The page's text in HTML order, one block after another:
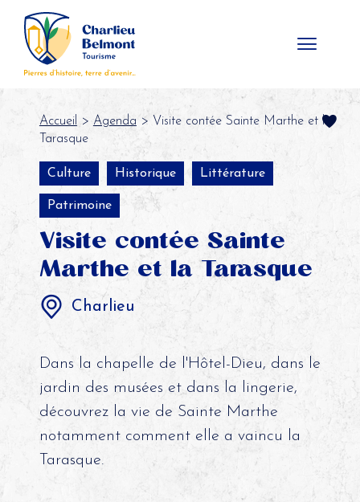
Accueil > Agenda > Visite contée Sainte Marthe et la
Tarasque
Culture Historique Littérature
Patrimoine
Visite contée Sainte
Marthe et la Tarasque
Charlieu
Dans la chapelle de l'Hôtel-Dieu, dans le
jardin des musées et dans la lingerie,
découvrez la vie de Sainte Marthe
notamment comment elle a vaincu la
Tarasque.
Panneau de gestion des cookies